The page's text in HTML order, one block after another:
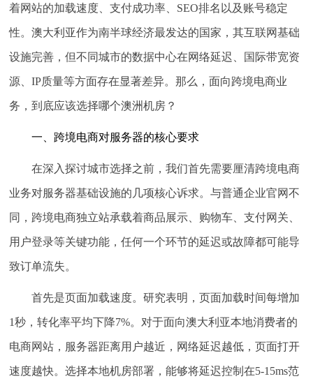
着网站的加载速度、支付成功率、SEO排名以及账号稳定
性。澳大利亚作为南半球经济最发达的国家，其互联网基础
设施完善，但不同城市的数据中心在网络延迟、国际带宽资
源、IP质量等方面存在显著差异。那么，面向跨境电商业
务，到底应该选择哪个澳洲机房？
一、跨境电商对服务器的核心要求
在深入探讨城市选择之前，我们首先需要厘清跨境电商
业务对服务器基础设施的几项核心诉求。与普通企业官网不
同，跨境电商独立站承载着商品展示、购物车、支付网关、
用户登录等关键功能，任何一个环节的延迟或故障都可能导
致订单流失。
首先是页面加载速度。研究表明，页面加载时间每增加
1秒，转化率平均下降7%。对于面向澳大利亚本地消费者的
电商网站，服务器距离用户越近，网络延迟越低，页面打开
速度越快。选择本地机房部署，能够将延迟控制在5-15ms范